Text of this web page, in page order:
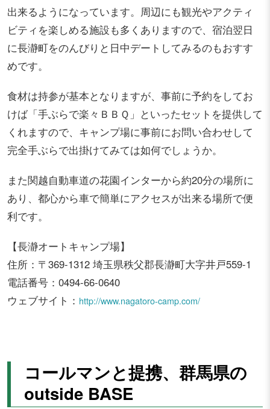
出来るようになっています。周辺にも観光やアクティ
ビティを楽しめる施設も多くありますので、宿泊翌日
に長瀞町をのんびりと日中デートしてみるのもおすす
めです。
食材は持参が基本となりますが、事前に予約をしてお
けば「手ぶらで楽々ＢＢＱ」といったセットを提供して
くれますので、キャンプ場に事前にお問い合わせして
完全手ぶらで出掛けてみては如何でしょうか。
また関越自動車道の花園インターから約20分の場所に
あり、都心から車で簡単にアクセスが出来る場所で便
利です。
【長瀞オートキャンプ場】
住所：〒369-1312 埼玉県秩父郡長瀞町大字井戸559-1
電話番号：0494-66-0640
ウェブサイト： http://www.nagatoro-camp.com/
コールマンと提携、群馬県の
outside BASE